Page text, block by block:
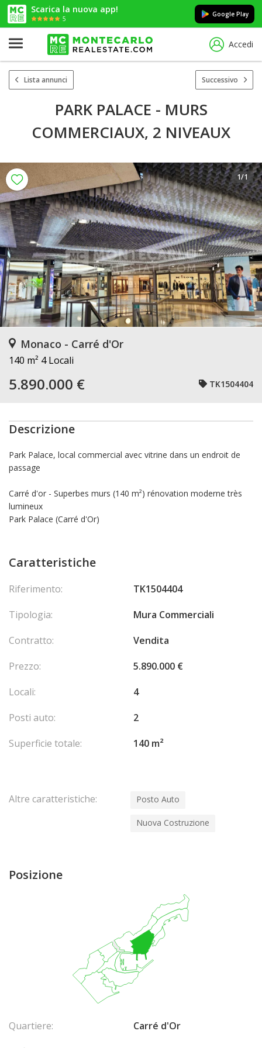
Scarica la nuova app!
5
Google Play
Accedi
Lista annunci Successivo
PARK PALACE - MURS
COMMERCIAUX, 2 NIVEAUX
1/1
Monaco - Carré d'Or
140 m² 4 Locali
5.890.000 € TK1504404
Descrizione
Park Palace, local commercial avec vitrine dans un endroit de
passage
Carré d'or - Superbes murs (140 m²) rénovation moderne très
lumineux
Park Palace (Carré d'Or)
Caratteristiche
Riferimento:
TK1504404
Tipologia:
Mura Commerciali
Contratto:
Vendita
Prezzo:
5.890.000 €
Locali:
4
Posti auto:
2
Superficie totale:
140 m²
Altre caratteristiche: Posto Auto
Nuova Costruzione
Posizione
Quartiere:
Carré d'Or